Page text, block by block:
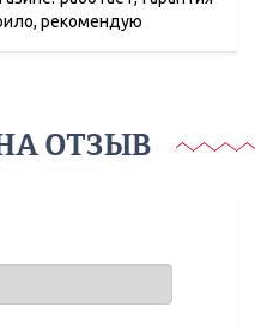
рекомендую
ОТЗЫВ